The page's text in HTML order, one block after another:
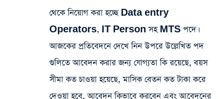
থেকে নিয়োগ করা হচ্ছে Data entry
Operators, IT Person সহ MTS পদে।
আজকের প্রতিবেদনে দেখে নিন উপরে উল্লেখিত পদ
গুলিতে আবেদন করার জন্য যোগ্যতা কি রয়েছে, বয়স
সীমা কত চাওয়া হয়েছে, মাসিক বেতন কত টাকা করে
দেওয়া হবে, আবেদন কিভাবে করবেন এবং আবেদনের